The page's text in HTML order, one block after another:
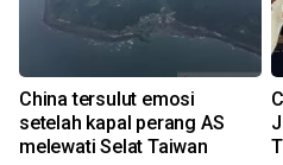
China tersulut emosi
setelah kapal perang AS
melewati Selat Taiwan